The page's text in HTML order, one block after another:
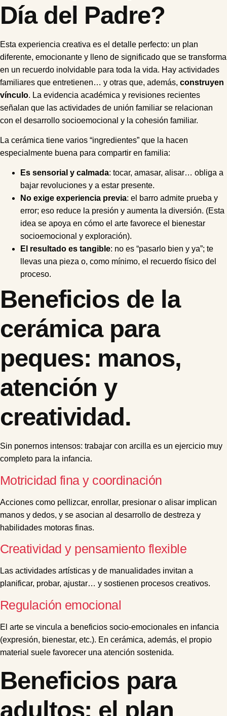
Día del Padre?
Esta experiencia creativa es el detalle perfecto: un plan
diferente, emocionante y lleno de significado que se transforma
en un recuerdo inolvidable para toda la vida. Hay actividades
familiares que entretienen… y otras que, además, construyen
vínculo. La evidencia académica y revisiones recientes
señalan que las actividades de unión familiar se relacionan
con el desarrollo socioemocional y la cohesión familiar.
La cerámica tiene varios “ingredientes” que la hacen
especialmente buena para compartir en familia:
Es sensorial y calmada: tocar, amasar, alisar… obliga a
bajar revoluciones y a estar presente.
No exige experiencia previa: el barro admite prueba y
error; eso reduce la presión y aumenta la diversión. (Esta
idea se apoya en cómo el arte favorece el bienestar
socioemocional y exploración).
El resultado es tangible: no es “pasarlo bien y ya”; te
llevas una pieza o, como mínimo, el recuerdo físico del
proceso.
Beneficios de la
cerámica para
peques: manos,
atención y
creatividad.
Sin ponernos intensos: trabajar con arcilla es un ejercicio muy
completo para la infancia.
Motricidad fina y coordinación
Acciones como pellizcar, enrollar, presionar o alisar implican
manos y dedos, y se asocian al desarrollo de destreza y
habilidades motoras finas.
Creatividad y pensamiento flexible
Las actividades artísticas y de manualidades invitan a
planificar, probar, ajustar… y sostienen procesos creativos.
Regulación emocional
El arte se vincula a beneficios socio-emocionales en infancia
(expresión, bienestar, etc.). En cerámica, además, el propio
material suele favorecer una atención sostenida.
Beneficios para
adultos: el plan